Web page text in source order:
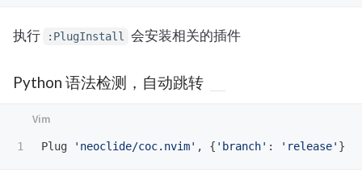
执行 :PlugInstall 会安装相关的插件
Python 语法检测，自动跳转
Plug 'neoclide/coc.nvim' , { 'branch' : 'release' }